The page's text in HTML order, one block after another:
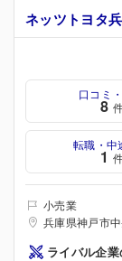
ネッツトヨタ
口コミ
8
転職・中
1
小売業
兵庫県神戸市
ライバル企業